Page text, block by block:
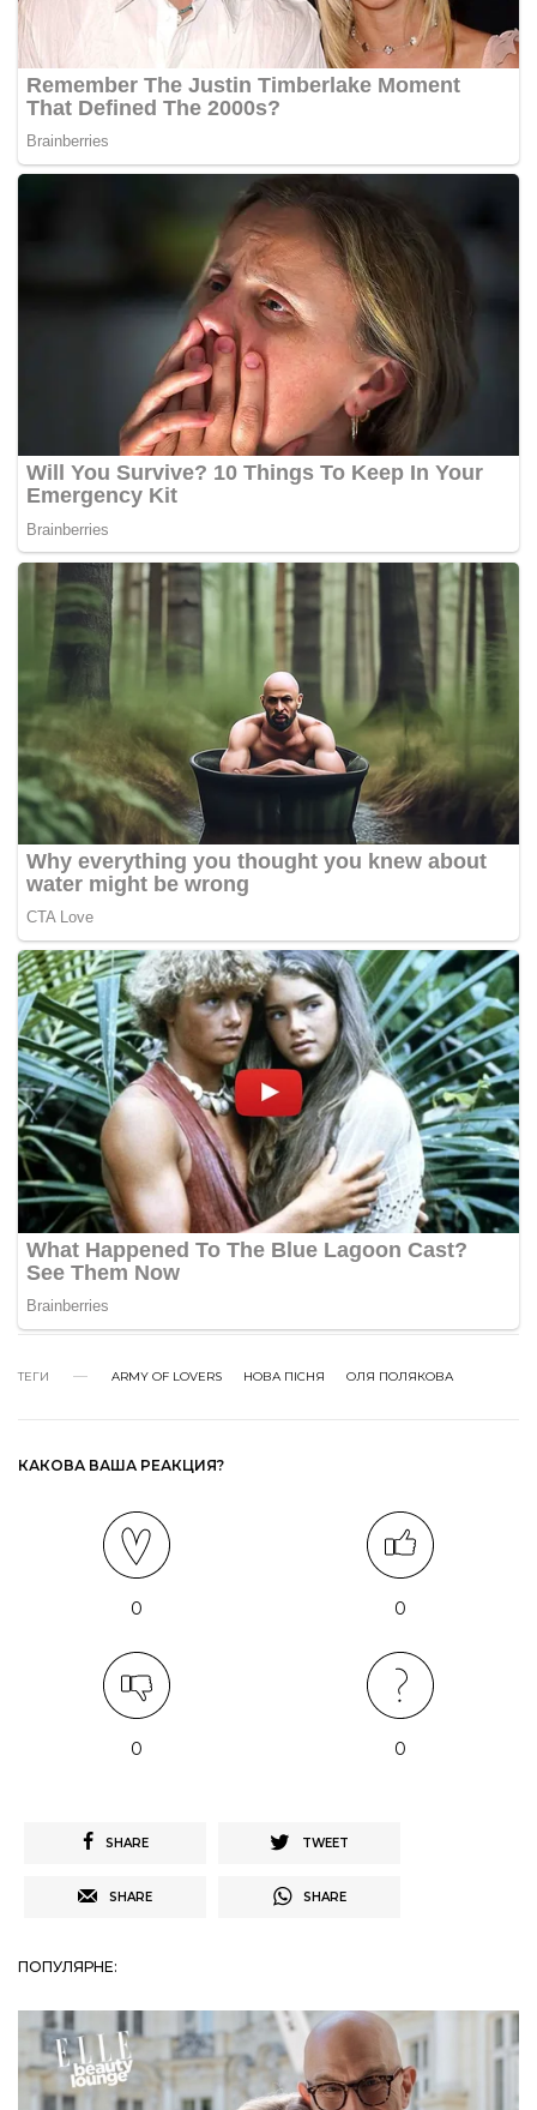
ТЕГИ ARMY OF LOVERS НОВА ПІСНЯ ОЛЯ ПОЛЯКОВА
КАКОВА ВАША РЕАКЦИЯ?
0 0
0 0
SHARE TWEET
SHARE SHARE
ПОПУЛЯРНЕ: